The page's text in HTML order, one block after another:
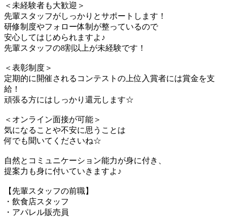
＜未経験者も大歓迎＞
先輩スタッフがしっかりとサポートします！
研修制度やフォロー体制が整っているので
安心してはじめられますよ♪
先輩スタッフの8割以上が未経験です！
＜表彰制度＞
定期的に開催されるコンテストの上位入賞者には賞金を支
給！
頑張る方にはしっかり還元します☆
＜オンライン面接が可能＞
気になることや不安に思うことは
何でも聞いてくださいね☆
自然とコミュニケーション能力が身に付き、
提案力も身に付いていきますよ♪
【先輩スタッフの前職】
・飲食店スタッフ
・アパレル販売員